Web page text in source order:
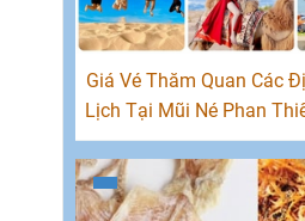
Giá Vé Thăm Quan Các
Lịch Tại Mũi Né Phan